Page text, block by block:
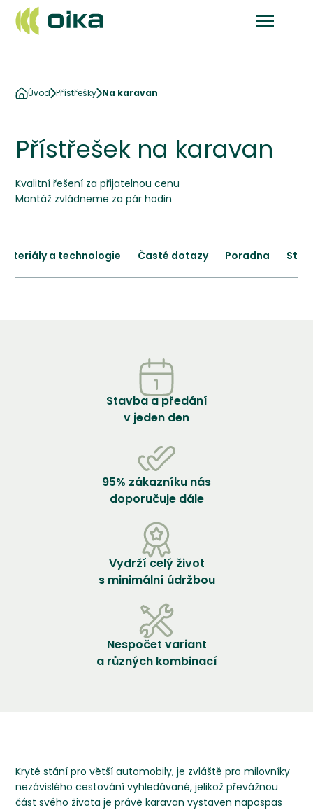
Úvod Přístřešky Na karavan
Přístřešek na karavan
Kvalitní řešení za přijatelnou cenu
Montáž zvládneme za pár hodin
a technologie Časté dotazy Poradna
Stavba a předání
v jeden den
95% zákazníku nás
doporučuje dále
Vydrží celý život
s minimální údržbou
Nespočet variant
a různých kombinací
Kryté stání pro větší automobily, je zvláště pro milovníky
nezávislého cestování vyhledávané, jelikož převážnou
část svého života je právě karavan vystaven napospas